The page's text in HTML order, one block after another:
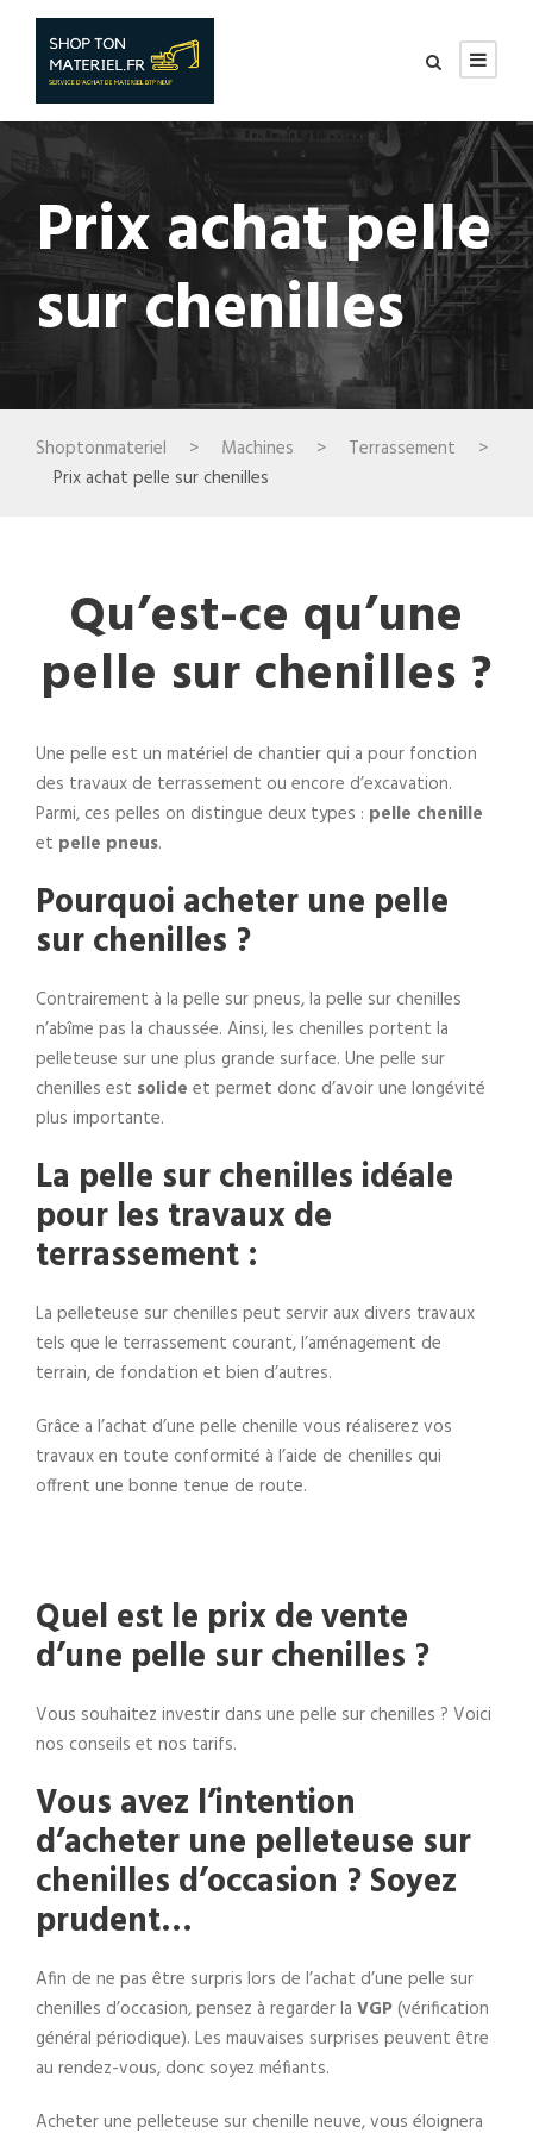
Prix achat pelle
sur chenilles
Shoptonmateriel > Machines > Terrassement
>
Prix achat pelle sur chenilles
Qu’est-ce qu’une
pelle sur chenilles ?
Une pelle est un matériel de chantier qui a pour fonction
des travaux de terrassement ou encore d’excavation.
Parmi, ces pelles on distingue deux types : pelle chenille
et pelle pneus.
Pourquoi acheter une pelle
sur chenilles ?
Contrairement à la pelle sur pneus, la pelle sur chenilles
n’abîme pas la chaussée. Ainsi, les chenilles portent la
pelleteuse sur une plus grande surface. Une pelle sur
chenilles est solide et permet donc d’avoir une longévité
plus importante.
La pelle sur chenilles idéale
pour les travaux de
terrassement :
La pelleteuse sur chenilles peut servir aux divers travaux
tels que le terrassement courant, l’aménagement de
terrain, de fondation et bien d’autres.
Grâce a l’achat d’une pelle chenille vous réaliserez vos
travaux en toute conformité à l’aide de chenilles qui
offrent une bonne tenue de route.
Quel est le prix de vente
d’une pelle sur chenilles ?
Vous souhaitez investir dans une pelle sur chenilles ? Voici
nos conseils et nos tarifs.
Vous avez l’intention
d’acheter une pelleteuse sur
chenilles d’occasion ? Soyez
prudent…
Afin de ne pas être surpris lors de l’achat d’une pelle sur
chenilles d’occasion, pensez à regarder la VGP(vérification
général périodique). Les mauvaises surprises peuvent être
au rendez-vous, donc soyez méfiants.
Acheter une pelleteuse sur chenille neuve, vous éloignera